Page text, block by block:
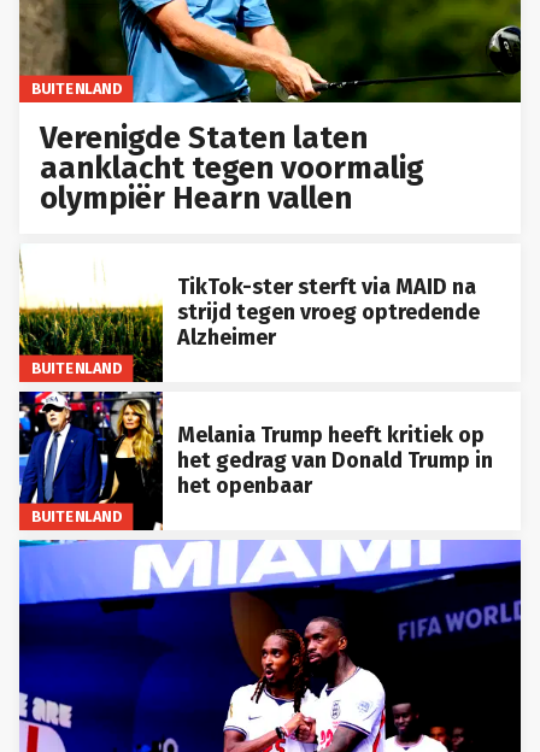
BUITENLAND
Verenigde Staten laten
aanklacht tegen voormalig
olympiër Hearn vallen
BUITENLAND
TikTok-ster sterft via MAID na
strijd tegen vroeg optredende
Alzheimer
BUITENLAND
Melania Trump heeft kritiek op
het gedrag van Donald Trump in
het openbaar